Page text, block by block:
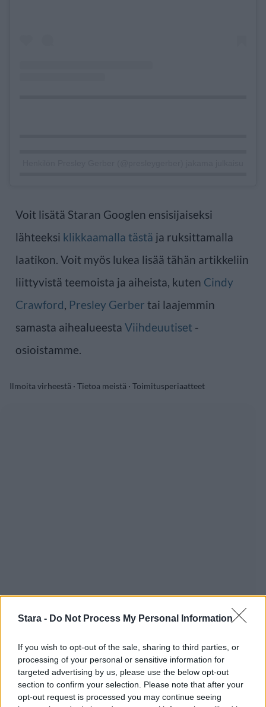
Stara - Do Not Process My Personal Information
If you wish to opt-out of the sale, sharing to third parties, or
processing of your personal or sensitive information for
targeted advertising by us, please use the below opt-out
section to confirm your selection. Please note that after your
opt-out request is processed you may continue seeing
Voit lisätä Staran Googlen ensisijaiseksi
lähteeksi klikkaamalla tästä ja ruksittamalla
laatikon. Voit myös lukea lisää tähän artikkeliin
liittyvistä teemoista ja aiheista, kuten Cindy
Crawford, Presley Gerber tai laajemmin
samasta aihealueesta Viihdeuutiset -
osioistamme.
Ilmoita virheestä · Tietoa meistä · Toimitusperiaatteet